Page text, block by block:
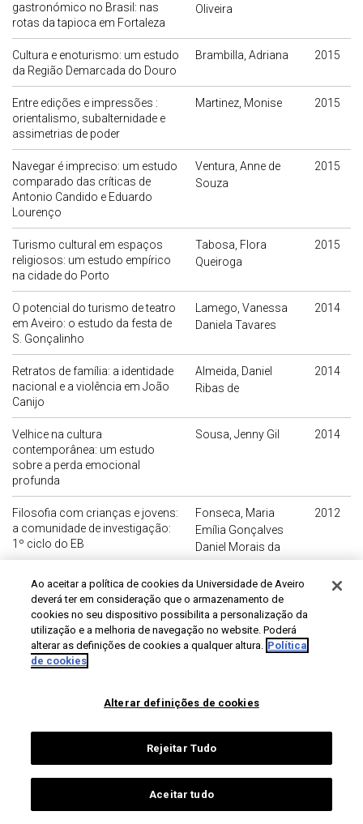
gastronómico no Brasil: nas
rotas da tapioca em Fortaleza
Oliveira
Cultura e enoturismo: um estudo
da Região Demarcada do Douro
Brambilla, Adriana 2015
Entre edições e impressões :
orientalismo, subalternidade e
assimetrias de poder
Martinez, Monise 2015
Navegar é impreciso: um estudo
comparado das críticas de
Antonio Candido e Eduardo
Lourenço
Ventura, Anne de
Souza
2015
Turismo cultural em espaços
religiosos: um estudo empírico
na cidade do Porto
Tabosa, Flora
Queiroga
2015
O potencial do turismo de teatro
em Aveiro: o estudo da festa de
S. Gonçalinho
Lamego, Vanessa
Daniela Tavares
2014
Retratos de família: a identidade
nacional e a violência em João
Canijo
Almeida, Daniel
Ribas de
2014
Velhice na cultura
contemporânea: um estudo
sobre a perda emocional
profunda
Sousa, Jenny Gil 2014
Filosofia com crianças e jovens:
a comunidade de investigação:
1º ciclo do EB
Fonseca, Maria
Emília Gonçalves
Daniel Morais da
2012
Há morte nas catacumbas?: um
estudo sobre turismo negro
Coutinho, Belmira
Maria dos Santos
Gomes
2012
Trabalho doméstico no jornal
"Voz das Criadas"
Afonso, Alice Maria
Manuela de Almeida
Pinto de
Brasil: um paraíso turístico?
Silveira, Lélian
Patrícia de Oliveira
2011
Representação turística de
Lima, Isis Vanessa 2011
Ao aceitar a política de cookies da Universidade de Aveiro
deverá ter em consideração que o armazenamento de
cookies no seu dispositivo possibilita a personalização da
utilização e a melhoria de navegação no website. Poderá
alterar as definições de cookies a qualquer altura. Política
de cookies
Alterar definições de cookies
Rejeitar Tudo
Aceitar tudo